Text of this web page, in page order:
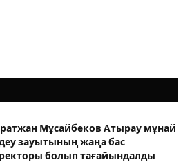
Мұсайбеков Атырау мұнай
зауытының жаңа бас
болып тағайындалды